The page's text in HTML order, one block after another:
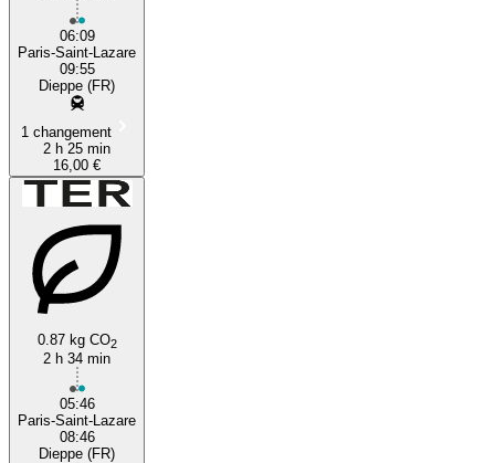
06:09
Paris-Saint-Lazare
09:55
Dieppe (FR)
1 changement
2 h 25 min
16,00 €
0.87 kg CO2
2 h 34 min
05:46
Paris-Saint-Lazare
08:46
Dieppe (FR)